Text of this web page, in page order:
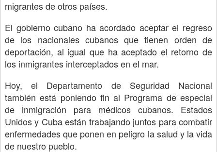
migrantes de otros países.
El gobierno cubano ha acordado aceptar el regreso
de los nacionales cubanos que tienen orden de
deportación, al igual que ha aceptado el retorno de
los inmigrantes interceptados en el mar.
Hoy, el Departamento de Seguridad Nacional
también está poniendo fin al Programa de especial
de inmigración para médicos cubanos. Estados
Unidos y Cuba están trabajando juntos para combatir
enfermedades que ponen en peligro la salud y la vida
de nuestro pueblo.